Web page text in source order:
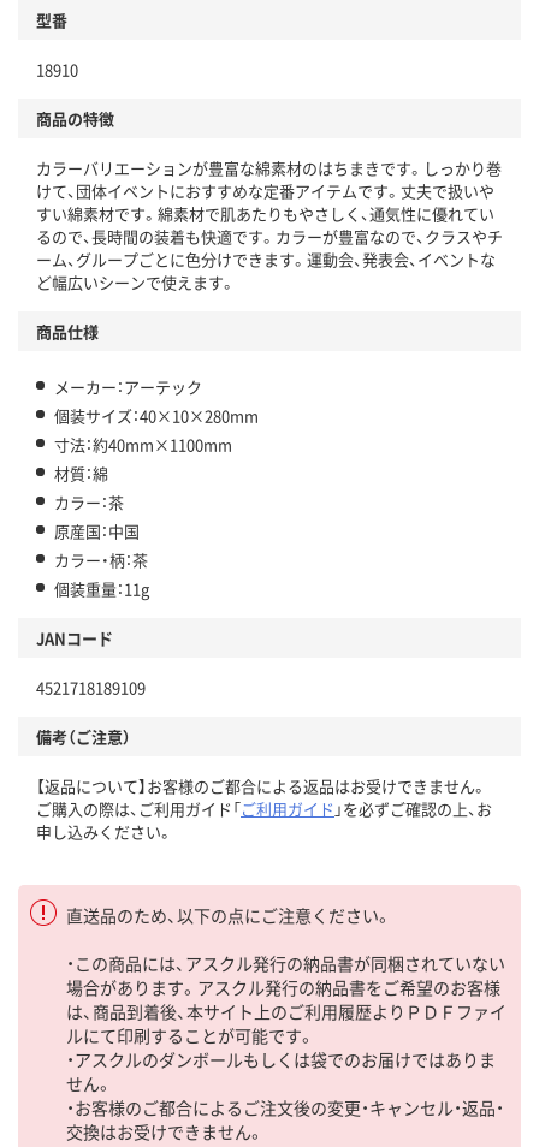
型番
18910
商品の特徴
カラーバリエーションが豊富な綿素材のはちまきです。しっかり巻
けて、団体イベントにおすすめな定番アイテムです。丈夫で扱いや
すい綿素材です。綿素材で肌あたりもやさしく、通気性に優れてい
るので、長時間の装着も快適です。カラーが豊富なので、クラスやチ
ーム、グループごとに色分けできます。運動会、発表会、イベントな
ど幅広いシーンで使えます。
商品仕様
メーカー：アーテック
個装サイズ：40×10×280mm
寸法：約40mm×1100mm
材質：綿
カラー：茶
原産国：中国
カラー・柄：茶
個装重量：11g
JANコード
4521718189109
備考（ご注意）
【返品について】お客様のご都合による返品はお受けできません。
ご購入の際は、ご利用ガイド「ご利用ガイド 」を必ずご確認の上、お
申し込みください。
直送品のため、以下の点にご注意ください。
・この商品には、アスクル発行の納品書が同梱されていない
場合があります。アスクル発行の納品書をご希望のお客様
は、商品到着後、本サイト上のご利用履歴よりＰＤＦファイ
ルにて印刷することが可能です。
・アスクルのダンボールもしくは袋でのお届けではありま
せん。
・お客様のご都合によるご注文後の変更・キャンセル・返品・
交換はお受けできません。